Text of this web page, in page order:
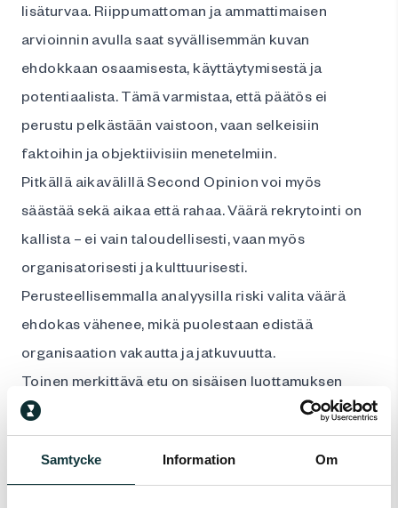
Samtycke Information Om
lisäturvaa. Riippumattoman ja ammattimaisen
arvioinnin avulla saat syvällisemmän kuvan
ehdokkaan osaamisesta, käyttäytymisestä ja
potentiaalista. Tämä varmistaa, että päätös ei
perustu pelkästään vaistoon, vaan selkeisiin
faktoihin ja objektiivisiin menetelmiin.
Pitkällä aikavälillä Second Opinion voi myös
säästää sekä aikaa että rahaa. Väärä rekrytointi on
kallista – ei vain taloudellisesti, vaan myös
organisatorisesti ja kulttuurisesti.
Perusteellisemmalla analyysilla riski valita väärä
ehdokas vähenee, mikä puolestaan edistää
organisaation vakautta ja jatkuvuutta.
Toinen merkittävä etu on sisäisen luottamuksen
vahvistuminen. Kun rekrytointiin osallistuu useita
henkilöitä, erilaiset näkökulmat voivat helposti
synnyttää epäröintiä. Ulkopuolinen arviointi tuo